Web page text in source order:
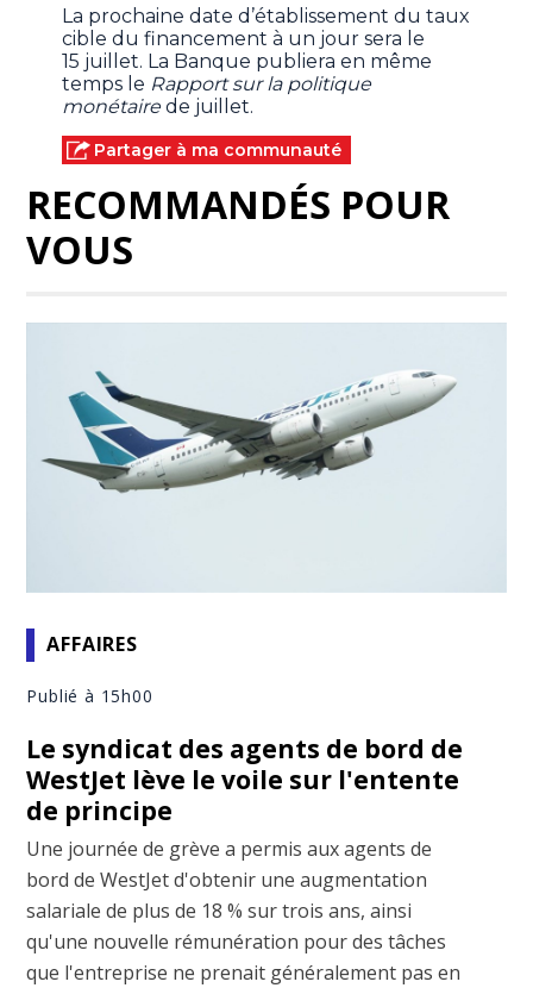
La prochaine date d’établissement du taux
cible du financement à un jour sera le
15 juillet. La Banque publiera en même
temps le Rapport sur la politique
monétairede juillet.
Partager à ma communauté
RECOMMANDÉS POUR
VOUS
AFFAIRES
Publié à 15h00
Le syndicat des agents de bord de
WestJet lève le voile sur l'entente
de principe
Une journée de grève a permis aux agents de
bord de WestJet d'obtenir une augmentation
salariale de plus de 18 % sur trois ans, ainsi
qu'une nouvelle rémunération pour des tâches
que l'entreprise ne prenait généralement pas en